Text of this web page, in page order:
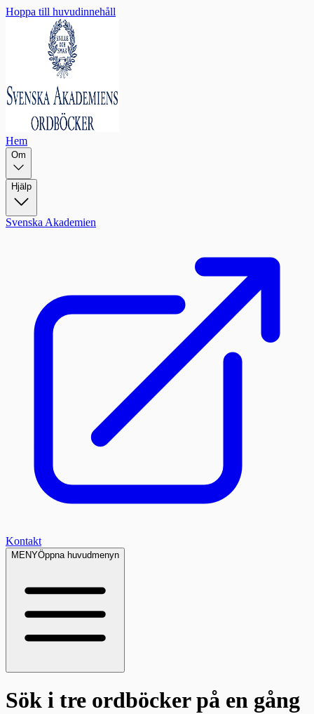
Hoppa till huvudinnehåll
Hem
Om
Hjälp
Svenska Akademien
Kontakt
MENYÖppna huvudmenyn
Sök i tre ordböckerpå en gång